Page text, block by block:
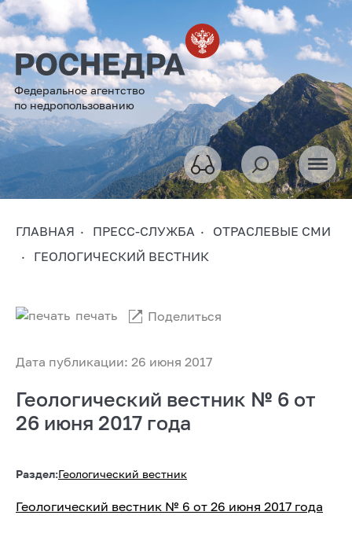
Федеральное агентство
по недропользованию
ГЛАВНАЯ ПРЕСС-СЛУЖБА
ОТРАСЛЕВЫЕ СМИ
ГЕОЛОГИЧЕСКИЙ ВЕСТНИК
Дата публикации: 26 июня 2017
печать Поделиться
Геологический вестник № 6 от
26 июня 2017 года
Раздел:Геологический вестник
Геологический вестник № 6 от 26 июня 2017 года